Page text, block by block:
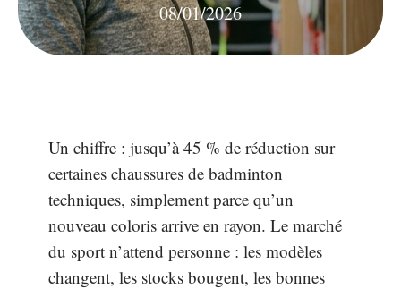
08/01/2026
Un chiffre : jusqu’à 45 % de réduction sur
certaines chaussures de badminton
techniques, simplement parce qu’un
nouveau coloris arrive en rayon. Le marché
du sport n’attend personne : les modèles
changent, les stocks bougent, les bonnes